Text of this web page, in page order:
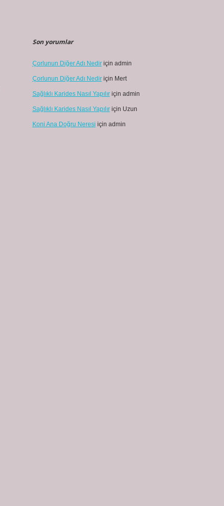
Son yorumlar
Çorlunun Diğer Adı Nediriçin admin
Çorlunun Diğer Adı Nediriçin Mert
Sağlıklı Karides Nasıl Yapılıriçin admin
Sağlıklı Karides Nasıl Yapılıriçin Uzun
Koni Ana Doğru Neresi için admin